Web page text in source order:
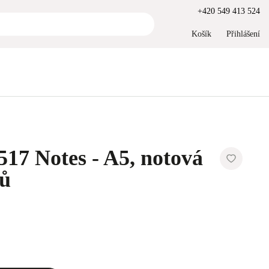
+420 549 413 524
Košík Přihlášení
Notes - A5, notová